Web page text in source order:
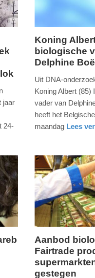
jaar
24-
maandag,
27.
04-
2025
09:10
Koning
biologische
Delphine Boël
Uit DNA-
Koning Albert (85)
vader van
heeft het
maandag Lees
donderdag,
7.
november
Aanbod
Fairtrade
gestegen